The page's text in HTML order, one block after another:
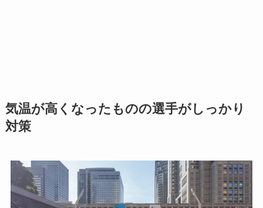
気温が高くなったものの選手がしっかり
対策